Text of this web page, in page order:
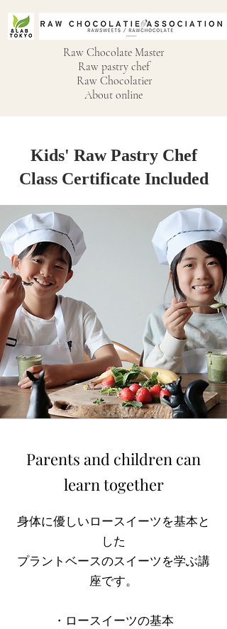
Raw Chocolate Master
Raw pastry chef
Raw Chocolatier
About online
Kids' Raw Pastry Chef
Class Certificate Included
Parents and children can
learn together
身体に優しいロースイーツを基本と
した
プラントベースのスイーツを学ぶ講
座です。
・ロースイーツの基本